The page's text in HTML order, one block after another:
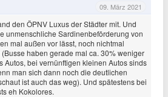
09. März 2021
den ÖPNV Luxus der Städter mit. Und
unmenschliche Sardinenbeförderung von
mal außen vor lässt, noch nichtmal
haben gerade mal ca. 30% weniger
Autos, bei vernünftigen kleinen Autos sinds
man sich dann noch die deutlichen
ist auch das weg). Und spätestens bei
eh Kokolores.